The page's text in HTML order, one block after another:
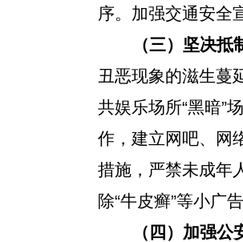
序。加强交通安全
（三）坚决抵
丑恶现象的滋生蔓
共娱乐场所“黑暗”
作，建立网吧、网
措施，严禁未成年
除“牛皮癣”等小广
（四） 加强公